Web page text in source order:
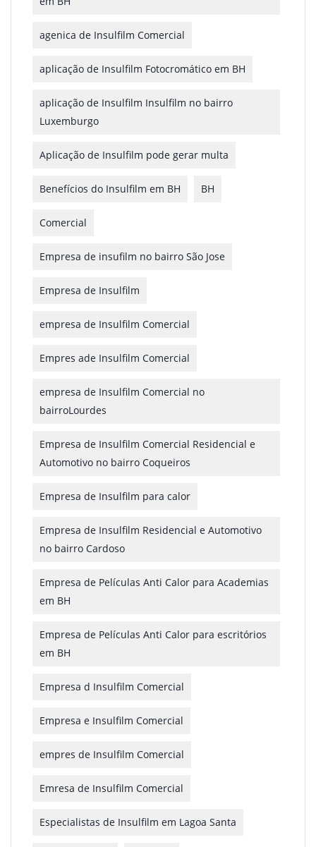
agenica de Insulfilm Comercial
aplicação de Insulfilm Fotocromático em BH
aplicação de Insulfilm Insulfilm no bairro
Luxemburgo
Aplicação de Insulfilm pode gerar multa
Benefícios do Insulfilm em BH BH
Comercial
Empresa de insufilm no bairro São Jose
Empresa de Insulfilm
empresa de Insulfilm Comercial
Empres ade Insulfilm Comercial
empresa de Insulfilm Comercial no
bairroLourdes
Empresa de Insulfilm Comercial Residencial e
Automotivo no bairro Coqueiros
Empresa de Insulfilm para calor
Empresa de Insulfilm Residencial e Automotivo
no bairro Cardoso
Empresa de Películas Anti Calor para Academias
em BH
Empresa de Películas Anti Calor para escritórios
em BH
Empresa d Insulfilm Comercial
Empresa e Insulfilm Comercial
empres de Insulfilm Comercial
Emresa de Insulfilm Comercial
Especialistas de Insulfilm em Lagoa Santa